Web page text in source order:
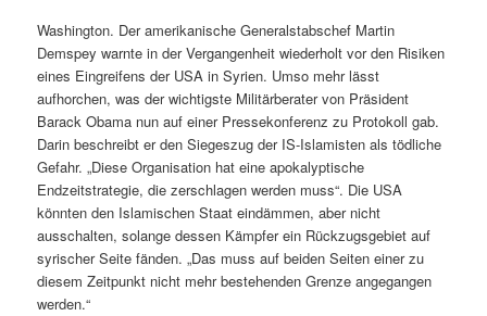
Washington. Der amerikanische Generalstabschef Martin
Demspey warnte in der Vergangenheit wiederholt vor den Risiken
eines Eingreifens der USA in Syrien. Umso mehr lässt
aufhorchen, was der wichtigste Militärberater von Präsident
Barack Obama nun auf einer Pressekonferenz zu Protokoll gab.
Darin beschreibt er den Siegeszug der IS-Islamisten als tödliche
Gefahr. „Diese Organisation hat eine apokalyptische
Endzeitstrategie, die zerschlagen werden muss“. Die USA
könnten den Islamischen Staat eindämmen, aber nicht
ausschalten, solange dessen Kämpfer ein Rückzugsgebiet auf
syrischer Seite fänden. „Das muss auf beiden Seiten einer zu
diesem Zeitpunkt nicht mehr bestehenden Grenze angegangen
werden.“